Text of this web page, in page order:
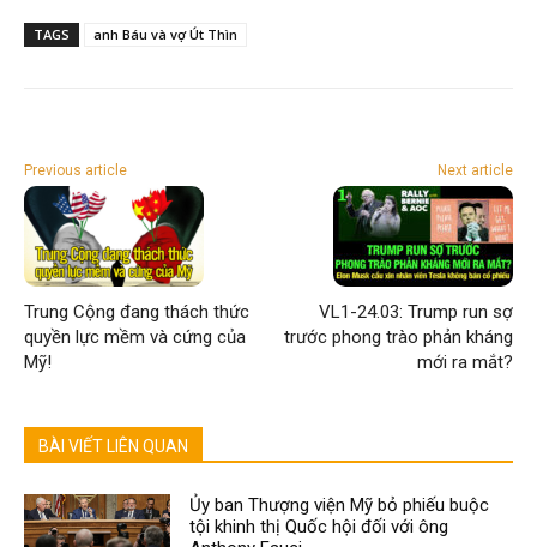
TAGS anh Báu và vợ Út Thìn
Previous article
Trung Cộng đang thách thức
quyền lực mềm và cứng của
Mỹ!
Next article
VL1-24.03: Trump run sợ
trước phong trào phản kháng
mới ra mắt?
BÀI VIẾT LIÊN QUAN
Ủy ban Thượng viện Mỹ bỏ phiếu buộc
tội khinh thị Quốc hội đối với ông